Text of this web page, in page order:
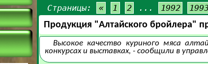
Страницы:
« 1 2 ... 1992 1993
Продукция "Алтайского бройлера"
Высокое качество куриного мяса
конкурсах и выставках, - сообщили в